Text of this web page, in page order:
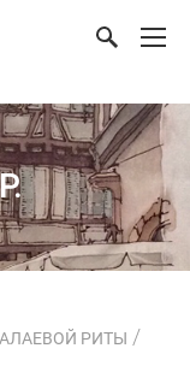
РИТЫ /